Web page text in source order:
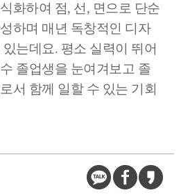
화하여 점, 선, 면으로 단순
하며 매년 독창적인 디자
는데요. 평소 실력이 뛰어
졸업생을 눈여겨보고 졸
서 함께 일할 수 있는 기회